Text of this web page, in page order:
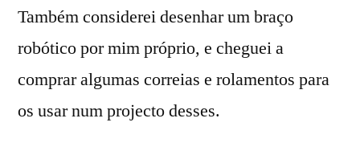
Também considerei desenhar um braço
robótico por mim próprio, e cheguei a
comprar algumas correias e rolamentos para
os usar num projecto desses.